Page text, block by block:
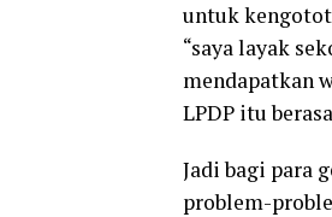
untuk
“saya layak
mendapatkan
LPDP itu
Jadi bagi para
problem-